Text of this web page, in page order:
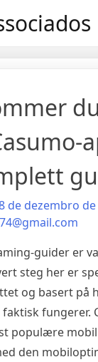
de dezembro de
guider er
steg her er
og basert på
fungerer.
populære
den